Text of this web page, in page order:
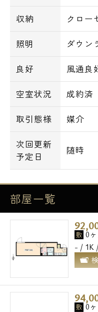
収納 クロー
照明 ダウン
良好 風通良
空室状況 成約済
取引態様 媒介
次回更新
予定日
随時
部屋一覧
敷 0
- / 1K
敷 0